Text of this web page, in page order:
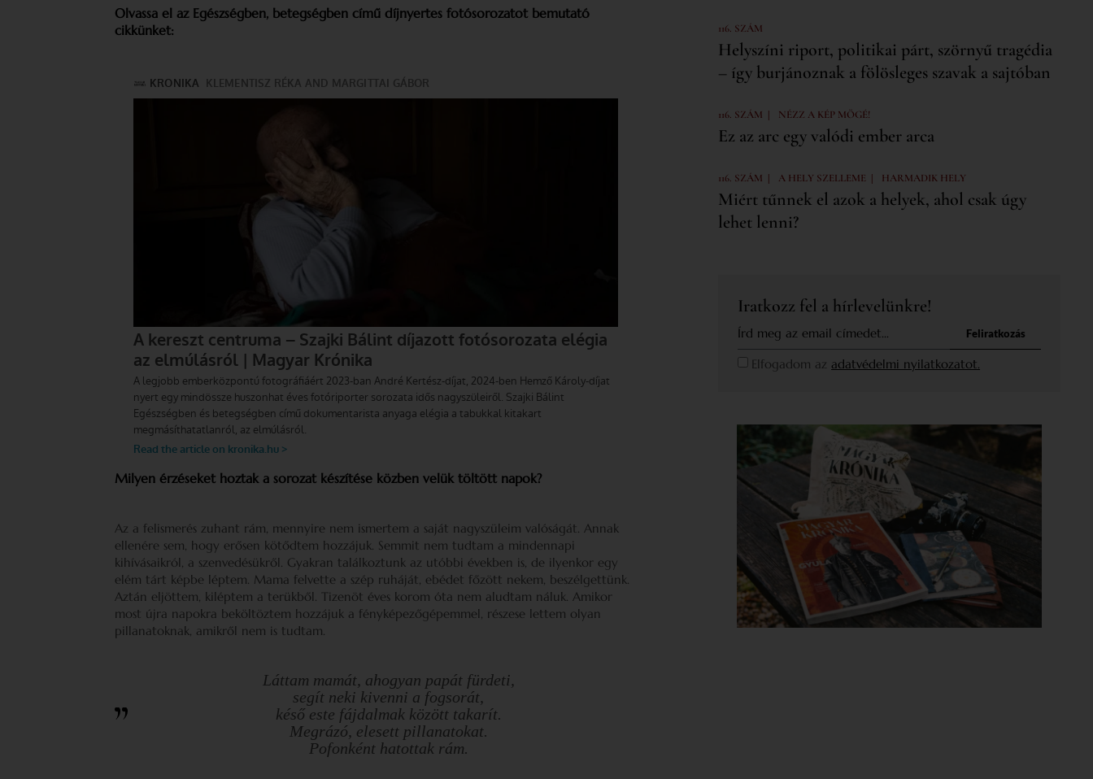
Olvassa el az Egészségben, betegségben című díjnyertes fotósorozatot bemutató
cikkünket:
Milyen érzéseket hoztak a sorozat készítése közben velük töltött napok?
Az a felismerés zuhant rám, mennyire nem ismertem a saját nagyszüleim valóságát. Annak
ellenére sem, hogy erősen kötődtem hozzájuk. Semmit nem tudtam a mindennapi
kihívásaikról, a szenvedésükről. Gyakran találkoztunk az utóbbi években is, de ilyenkor egy
elém tárt képbe léptem. Mama felvette a szép ruháját, ebédet főzött nekem, beszélgettünk.
Aztán eljöttem, kiléptem a terükből. Tizenöt éves korom óta nem aludtam náluk. Amikor
most újra napokra beköltöztem hozzájuk a fényképezőgépemmel, részese lettem olyan
pillanatoknak, amikről nem is tudtam.
Láttam mamát, ahogyan papát fürdeti,
segít neki kivenni a fogsorát,
késő este fájdalmak között takarít.
Megrázó, elesett pillanatokat.
Pofonként hatottak rám.
116. SZÁM
Helyszíni riport, politikai párt, szörnyű tragédia
– így burjánoznak a fölösleges szavak a sajtóban
116. SZÁM | NÉZZ A KÉP MÖGÉ!
Ez az arc egy valódi ember arca
116. SZÁM | A HELY SZELLEME | HARMADIK HELY
Miért tűnnek el azok a helyek, ahol csak úgy
lehet lenni?
Iratkozz fel a hírlevelünkre!
Elfogadom az adatvédelmi nyilatkozatot.
Feliratkozás